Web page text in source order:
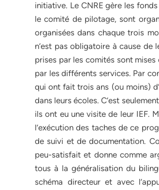
initiative. Le CNRE gère les
le comité de pilotage, sont
organisées dans chaque trois
n’est pas obligatoire à cause de
prises par les comités sont
par les différents services. Par
qui ont fait trois ans (ou moins)
dans leurs écoles. C’est
ils ont eu une visite de leur IEF.
l’exécution des taches de ce
de suivi et de documentation.
peu-satisfait et donne comme
tous à la généralisation du
schéma directeur et avec